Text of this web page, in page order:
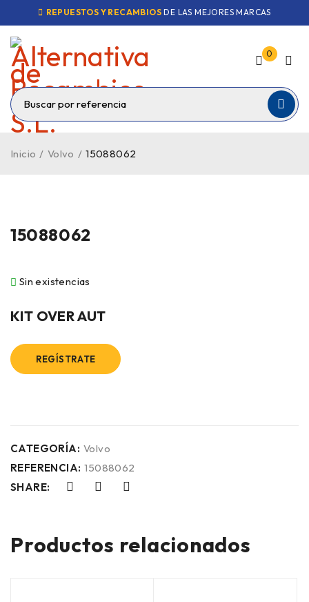
REPUESTOS Y RECAMBIOS DE LAS MEJORES MARCAS
0
Inicio / Volvo / 15088062
15088062
Sin existencias
KIT OVER AUT
REGÍSTRATE
CATEGORÍA: Volvo
REFERENCIA: 15088062
SHARE:
Productos relacionados